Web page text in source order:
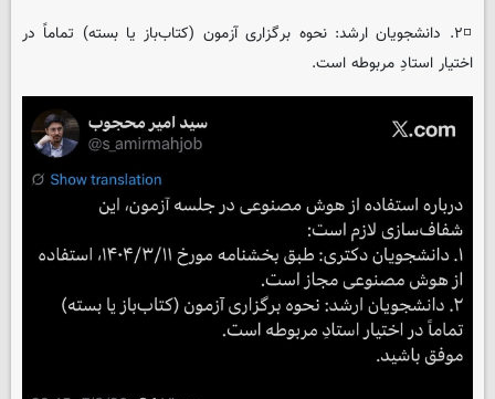
◽️۲. دانشجویان ارشد: نحوه برگزاری آزمون (کتاب‌باز یا بسته) تماماً در
اختیار استادِ مربوطه است.